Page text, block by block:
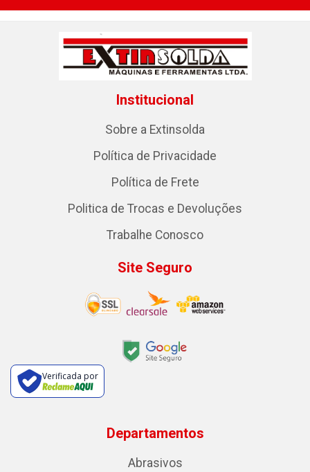
Institucional
Sobre a Extinsolda
Política de Privacidade
Política de Frete
Politica de Trocas e Devoluções
Trabalhe Conosco
Site Seguro
Verificada por
Departamentos
Abrasivos